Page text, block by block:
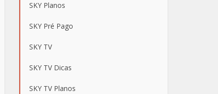
SKY Planos
SKY Pré Pago
SKY TV
SKY TV Dicas
SKY TV Planos